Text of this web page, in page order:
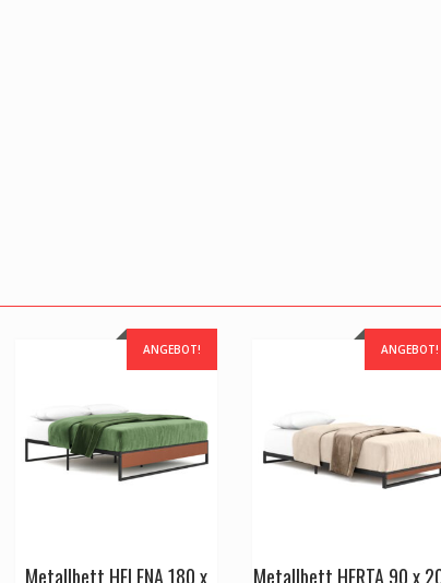
ANGEBOT!
Metallbett HELENA 180 x
ANGEBOT!
Metallbett HERTA 90 x